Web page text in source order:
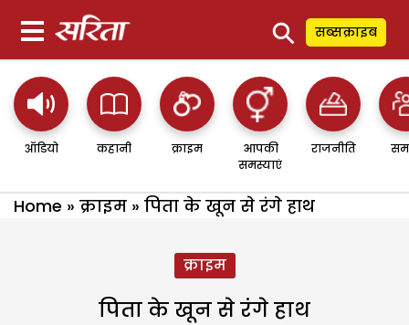
⚲ सब्सक्राइब
ऑडियो कहानी क्राइम
आपकी
समस्याएं
राजनीति
Home » क्राइम » पिता के खून से रंगे हाथ
क्राइम
पिता के खून से रंगे हाथ